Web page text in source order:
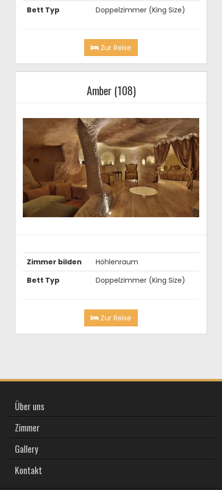
Bett Typ
Doppelzimmer (King Size)
Zur Reise
Amber (108)
Zimmer bilden
Höhlenraum
Bett Typ
Doppelzimmer (King Size)
Zur Reise
Über uns
Zimmer
Gallery
Kontakt